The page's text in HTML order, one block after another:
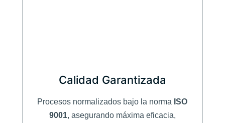
Calidad Garantizada
Procesos normalizados bajo la norma ISO
9001, asegurando máxima eficacia,